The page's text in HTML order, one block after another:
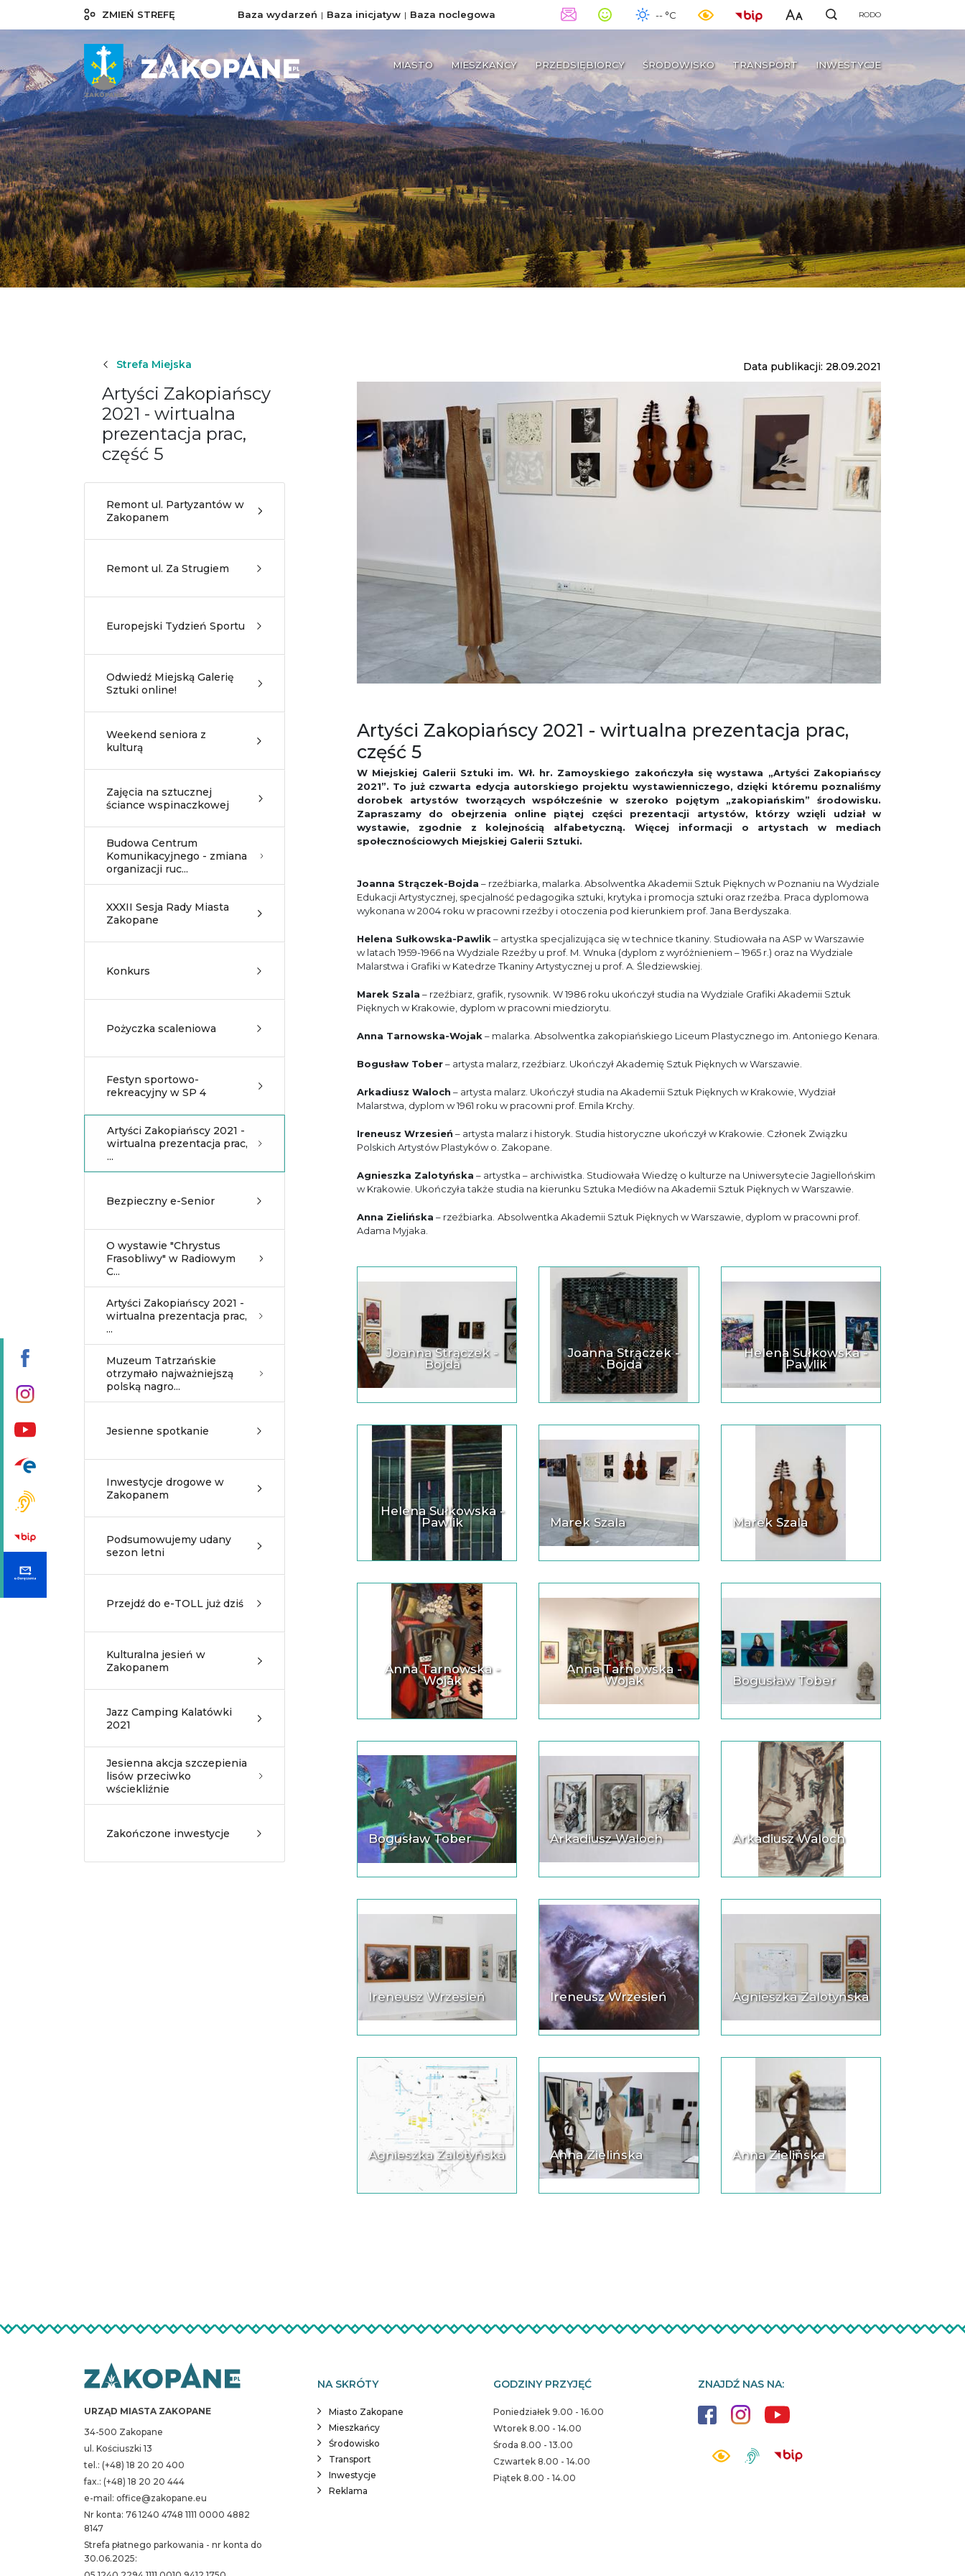
ZMIEŃ STREFĘ Baza wydarzeń Baza inicjatyw Baza noclegowa -- °C RODO
MIASTO MIESZKAŃCY PRZEDSIĘBIORCY ŚRODOWISKO TRANSPORT INWESTYCJE
Strefa Miejska
Artyści Zakopiańscy
2021 - wirtualna
prezentacja prac,
część 5
Remont ul. Partyzantów w
Zakopanem
Remont ul. Za Strugiem
Europejski Tydzień Sportu
Odwiedź Miejską Galerię
Sztuki online!
Weekend seniora z
kulturą
Zajęcia na sztucznej
ściance wspinaczkowej
Budowa Centrum
Komunikacyjnego - zmiana
organizacji ruc...
XXXII Sesja Rady Miasta
Zakopane
Konkurs
Pożyczka scaleniowa
Festyn sportowo-
rekreacyjny w SP 4
Artyści Zakopiańscy 2021 -
wirtualna prezentacja prac,
...
Bezpieczny e-Senior
O wystawie "Chrystus
Frasobliwy" w Radiowym
C...
Artyści Zakopiańscy 2021 -
wirtualna prezentacja prac,
...
Muzeum Tatrzańskie
otrzymało najważniejszą
polską nagro...
Jesienne spotkanie
Inwestycje drogowe w
Zakopanem
Podsumowujemy udany
sezon letni
Przejdź do e-TOLL już dziś
Kulturalna jesień w
Zakopanem
Jazz Camping Kalatówki
2021
Jesienna akcja szczepienia
lisów przeciwko
wściekliźnie
Zakończone inwestycje
Data publikacji: 28.09.2021
Artyści Zakopiańscy 2021 - wirtualna prezentacja prac,
część 5
W Miejskiej Galerii Sztuki im. Wł. hr. Zamoyskiego zakończyła się wystawa „Artyści Zakopiańscy
2021”. To już czwarta edycja autorskiego projektu wystawienniczego, dzięki któremu poznaliśmy
dorobek artystów tworzących współcześnie w szeroko pojętym „zakopiańskim” środowisku.
Zapraszamy do obejrzenia online piątej części prezentacji artystów, którzy wzięli udział w
wystawie, zgodnie z kolejnością alfabetyczną. Więcej informacji o artystach w mediach
społecznościowych Miejskiej Galerii Sztuki.
Joanna Strączek-Bojda – rzeźbiarka, malarka. Absolwentka Akademii Sztuk Pięknych w Poznaniu na Wydziale
Edukacji Artystycznej, specjalność pedagogika sztuki, krytyka i promocja sztuki oraz rzeźba. Praca dyplomowa
wykonana w 2004 roku w pracowni rzeźby i otoczenia pod kierunkiem prof. Jana Berdyszaka.
Helena Sułkowska-Pawlik – artystka specjalizująca się w technice tkaniny. Studiowała na ASP w Warszawie
w latach 1959-1966 na Wydziale Rzeźby u prof. M. Wnuka (dyplom z wyróżnieniem – 1965 r.) oraz na Wydziale
Malarstwa i Grafiki w Katedrze Tkaniny Artystycznej u prof. A. Śledziewskiej.
Marek Szala – rzeźbiarz, grafik, rysownik. W 1986 roku ukończył studia na Wydziale Grafiki Akademii Sztuk
Pięknych w Krakowie, dyplom w pracowni miedziorytu.
Anna Tarnowska-Wojak – malarka. Absolwentka zakopiańskiego Liceum Plastycznego im. Antoniego Kenara.
Bogusław Tober– artysta malarz, rzeźbiarz. Ukończył Akademię Sztuk Pięknych w Warszawie.
Arkadiusz Waloch – artysta malarz. Ukończył studia na Akademii Sztuk Pięknych w Krakowie, Wydział
Malarstwa, dyplom w 1961 roku w pracowni prof. Emila Krchy.
Ireneusz Wrzesień – artysta malarz i historyk. Studia historyczne ukończył w Krakowie. Członek Związku
Polskich Artystów Plastyków o. Zakopane.
Agnieszka Zalotyńska – artystka – archiwistka. Studiowała Wiedzę o kulturze na Uniwersytecie Jagiellońskim
w Krakowie. Ukończyła także studia na kierunku Sztuka Mediów na Akademii Sztuk Pięknych w Warszawie.
Anna Zielińska – rzeźbiarka. Absolwentka Akademii Sztuk Pięknych w Warszawie, dyplom w pracowni prof.
Adama Myjaka.
Joanna Strączek -
Bojda
Joanna Strączek -
Bojda
Helena Sułkowska -
Pawlik
Helena Sułkowska -
Pawlik
Marek Szala Marek Szala
Anna Tarnowska -
Wojak
Anna Tarnowska -
Wojak
Bogusław Tober
Bogusław Tober Arkadiusz Waloch Arkadiusz Waloch
Ireneusz Wrzesień Ireneusz Wrzesień Agnieszka Zalotyńska
Agnieszka Zalotyńska Anna Zielińska Anna Zielińska
URZĄD MIASTA ZAKOPANE
34-500 Zakopane
ul. Kościuszki 13
tel.: (+48) 18 20 20 400
fax.: (+48) 18 20 20 444
e-mail: office@zakopane.eu
Nr konta: 76 1240 4748 1111 0000 4882
8147
Strefa płatnego parkowania - nr konta do
30.06.2025:
NA SKRÓTY
Miasto Zakopane
Mieszkańcy
Środowisko
Transport
Inwestycje
Reklama
GODZINY PRZYJĘĆ
Poniedziałek 9.00 - 16.00
Wtorek 8.00 - 14.00
Środa 8.00 - 13.00
Czwartek 8.00 - 14.00
Piątek 8.00 - 14.00
ZNAJDŹ NAS NA: